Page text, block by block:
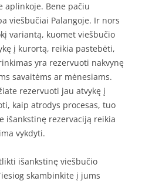
aplinkoje. Bene pačiu
viešbučiai Palangoje. Ir nors
variantą, kuomet viešbučio
į kurortą, reikia pastebėti,
yra rezervuoti nakvynę
savaitėms ar mėnesiams.
rezervuoti jau atvykę į
kaip atrodys procesas, tuo
išankstinę rezervaciją reikia
vykdyti.
išankstinę viešbučio
skambinkite į jums